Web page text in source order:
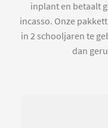
inplant en betaalt
incasso. Onze
in 2 schooljaren te
dan